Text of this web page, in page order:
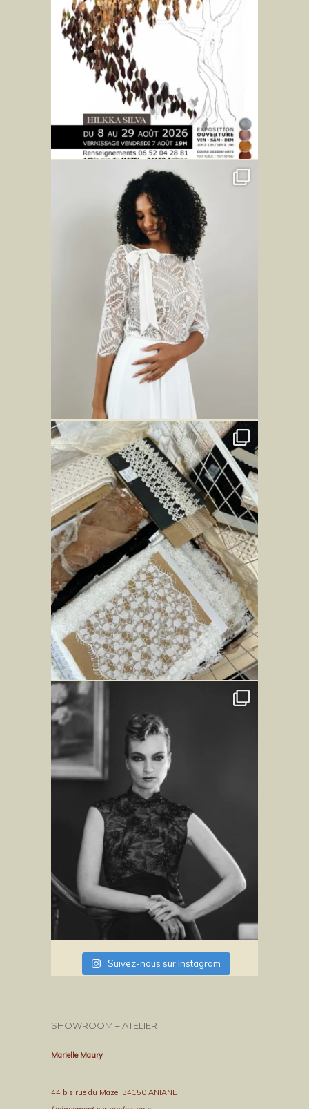
Suivez-nous sur Instagram
SHOWROOM – ATELIER
Marielle Maury
44 bis rue du Mazel 34150 ANIANE